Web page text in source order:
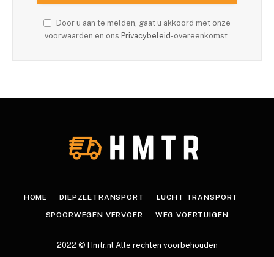
Door u aan te melden, gaat u akkoord met onze
voorwaarden en ons Privacybeleid-overeenkomst.
HOME DIEPZEETRANSPORT LUCHT TRANSPORT
SPOORWEGEN VERVOER WEG VOERTUIGEN
2022 © Hmtr.nl Alle rechten voorbehouden